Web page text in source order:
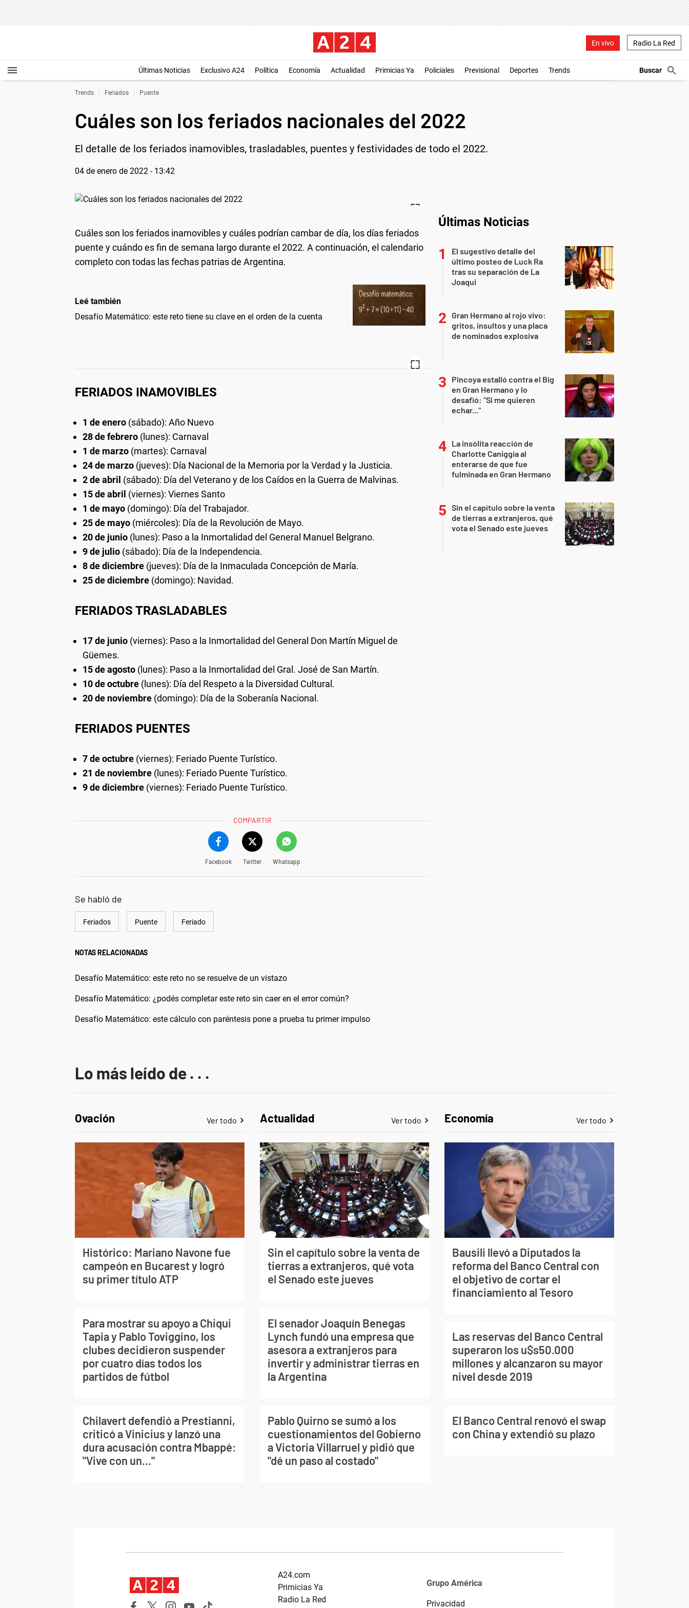
En vivo Radio La Red
Últimas Noticias Exclusivo A24 Política Economía Actualidad Primicias Ya Policiales Previsional Deportes Trends
Trends Feriados Puente
Cuáles son los feriados nacionales del 2022
El detalle de los feriados inamovibles, trasladables, puentes y festividades de todo el 2022.
04 de enero de 2022 - 13:42
Cuáles son los feriados inamovibles y cuáles podrían cambar de día, los días feriados
puente y cuándo es fin de semana largo durante el 2022. A continuación, el calendario
completo con todas las fechas patrias de Argentina.
Leé también
Desafío Matemático: este reto tiene su clave en el orden de la cuenta
FERIADOS INAMOVIBLES
1 de enero (sábado): Año Nuevo
28 de febrero (lunes): Carnaval
1 de marzo (martes): Carnaval
24 de marzo (jueves): Día Nacional de la Memoria por la Verdad y la Justicia.
2 de abril (sábado): Día del Veterano y de los Caídos en la Guerra de Malvinas.
15 de abril (viernes): Viernes Santo
1 de mayo (domingo): Día del Trabajador.
25 de mayo (miércoles): Día de la Revolución de Mayo.
20 de junio (lunes): Paso a la Inmortalidad del General Manuel Belgrano.
9 de julio (sábado): Día de la Independencia.
8 de diciembre (jueves): Día de la Inmaculada Concepción de María.
25 de diciembre (domingo): Navidad.
FERIADOS TRASLADABLES
17 de junio (viernes): Paso a la Inmortalidad del General Don Martín Miguel de
Güemes.
15 de agosto (lunes): Paso a la Inmortalidad del Gral. José de San Martín.
10 de octubre (lunes): Día del Respeto a la Diversidad Cultural.
20 de noviembre (domingo): Día de la Soberanía Nacional.
FERIADOS PUENTES
7 de octubre (viernes): Feriado Puente Turístico.
21 de noviembre (lunes): Feriado Puente Turístico.
9 de diciembre (viernes): Feriado Puente Turístico.
COMPARTIR
Facebook Twitter Whatsapp
Se habló de
Feriados Puente Feriado
NOTAS RELACIONADAS
Desafío Matemático: este reto no se resuelve de un vistazo
Desafío Matemático: ¿podés completar este reto sin caer en el error común?
Desafío Matemático: este cálculo con paréntesis pone a prueba tu primer impulso
Últimas Noticias
El sugestivo detalle del
último posteo de Luck Ra
tras su separación de La
Joaqui
Gran Hermano al rojo vivo:
gritos, insultos y una placa
de nominados explosiva
Pincoya estalló contra el Big
en Gran Hermano y lo
desafió: "Si me quieren
echar..."
La insólita reacción de
Charlotte Caniggia al
enterarse de que fue
fulminada en Gran Hermano
Sin el capítulo sobre la venta
de tierras a extranjeros, qué
vota el Senado este jueves
Lo más leído de . . .
Ovación Ver todo
Histórico: Mariano Navone fue
campeón en Bucarest y logró
su primer título ATP
Para mostrar su apoyo a Chiqui
Tapia y Pablo Toviggino, los
clubes decidieron suspender
por cuatro días todos los
partidos de fútbol
Chilavert defendió a Prestianni,
criticó a Vinicius y lanzó una
dura acusación contra Mbappé:
"Vive con un..."
Actualidad Ver todo
Sin el capítulo sobre la venta de
tierras a extranjeros, qué vota
el Senado este jueves
El senador Joaquín Benegas
Lynch fundó una empresa que
asesora a extranjeros para
invertir y administrar tierras en
la Argentina
Pablo Quirno se sumó a los
cuestionamientos del Gobierno
a Victoria Villarruel y pidió que
"dé un paso al costado"
Economía Ver todo
Bausili llevó a Diputados la
reforma del Banco Central con
el objetivo de cortar el
financiamiento al Tesoro
Las reservas del Banco Central
superaron los u$s50.000
millones y alcanzaron su mayor
nivel desde 2019
El Banco Central renovó el swap
con China y extendió su plazo
A24.com
Primicias Ya
Radio La Red
Grupo América
Privacidad